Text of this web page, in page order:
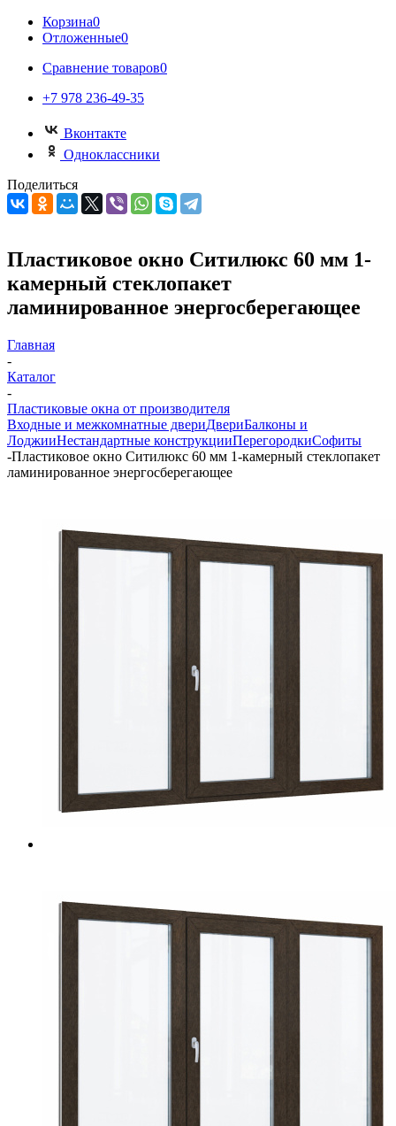
Корзина0
Отложенные0
Сравнение товаров0
+7 978 236-49-35
Вконтакте
Одноклассники
Поделиться
Пластиковое окно Ситилюкс 60 мм 1-
камерный стеклопакет
ламинированное энергосберегающее
Главная
-
Каталог
-
Пластиковые окна от производителя
Входные и межкомнатные двериДвериБалконы и
ЛоджииНестандартные конструкцииПерегородкиСофиты
-Пластиковое окно Ситилюкс 60 мм 1-камерный стеклопакет
ламинированное энергосберегающее